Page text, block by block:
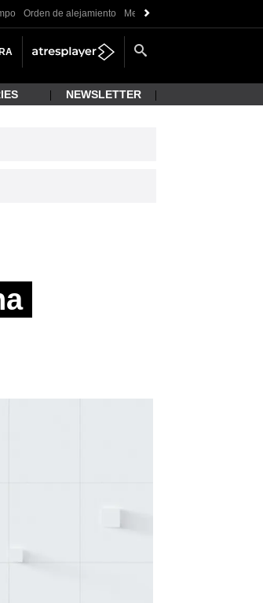
Orden de alejamiento Messi
NEWSLETTER